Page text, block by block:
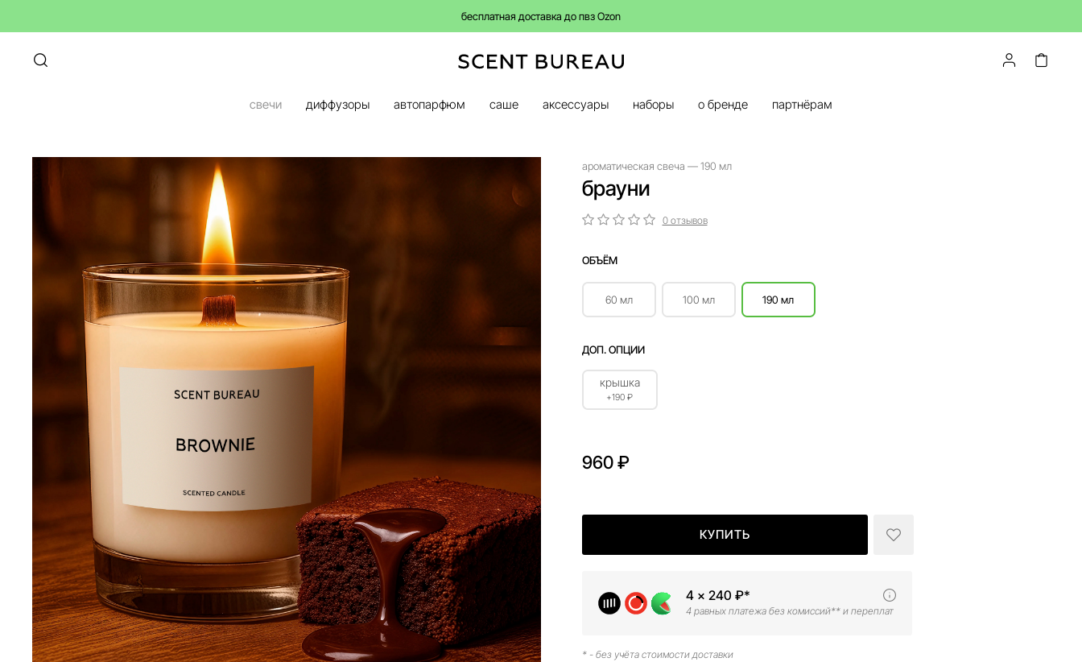
бесплатная доставка до пвз Ozon
свечи диффузоры автопарфюм саше аксессуары наборы о бренде партнёрам
ароматическая свеча — 190 мл
брауни
0 отзывов
ОБЪЁМ
190 мл
100 мл
60 мл
ДОП. ОПЦИИ
крышка
+190 ₽
960 ₽
КУПИТЬ
4 × 240 ₽*
4 равных платежа без комиссий** и переплат
* - без учёта стоимости доставки